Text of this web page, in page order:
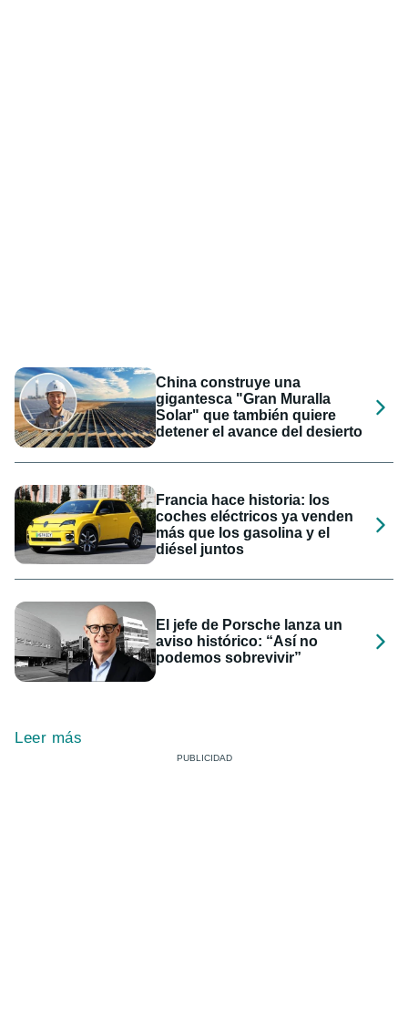
China construye una
gigantesca "Gran Muralla
Solar" que también quiere
detener el avance del desierto
Francia hace historia: los
coches eléctricos ya venden
más que los gasolina y el
diésel juntos
El jefe de Porsche lanza un
aviso histórico: “Así no
podemos sobrevivir”
Leer más